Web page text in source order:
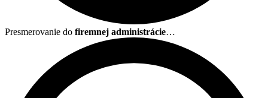
Presmerovanie do firemnej administrácie…